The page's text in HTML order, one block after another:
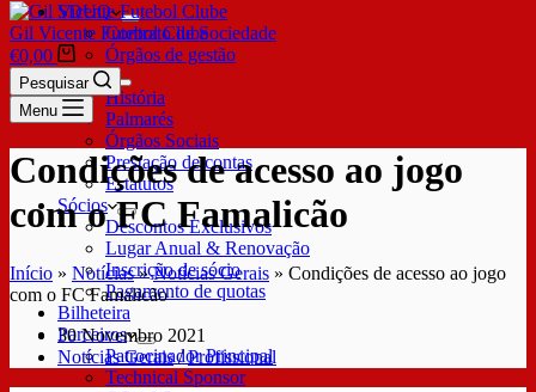
SDUQ
Contrato de Sociedade
Órgãos de gestão
Clube
História
Palmarés
Órgãos Sociais
Prestação de contas
Estatutos
Sócios
Descontos Exclusivos
Lugar Anual & Renovação
Inscrição de sócio
Pagamento de quotas
Bilheteira
Parceiros
Patrocinador Principal
Technical Sponsor
Gil Vicente Futebol Clube
€0,00
Pesquisar
Menu
Condições de acesso ao jogo
com o FC Famalicão
Início » Notícias»Notícias Gerais » Condições de acesso ao jogo
com o FC Famalicão
30 Novembro 2021
Notícias Gerais/Profissional